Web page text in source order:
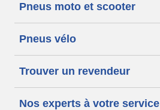
Pneus moto et scooter
Pneus vélo
Trouver un revendeur
Nos experts à votre service